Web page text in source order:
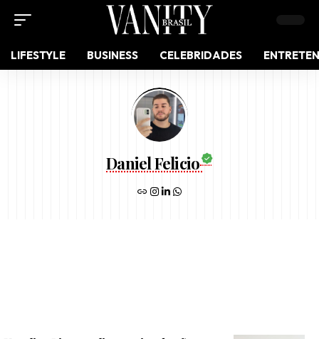
LIFESTYLE BUSINESS CELEBRIDADES
Daniel Felicio